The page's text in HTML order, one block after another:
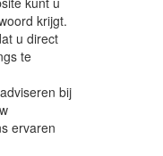
krijgt.
u direct
te
bij
ervaren